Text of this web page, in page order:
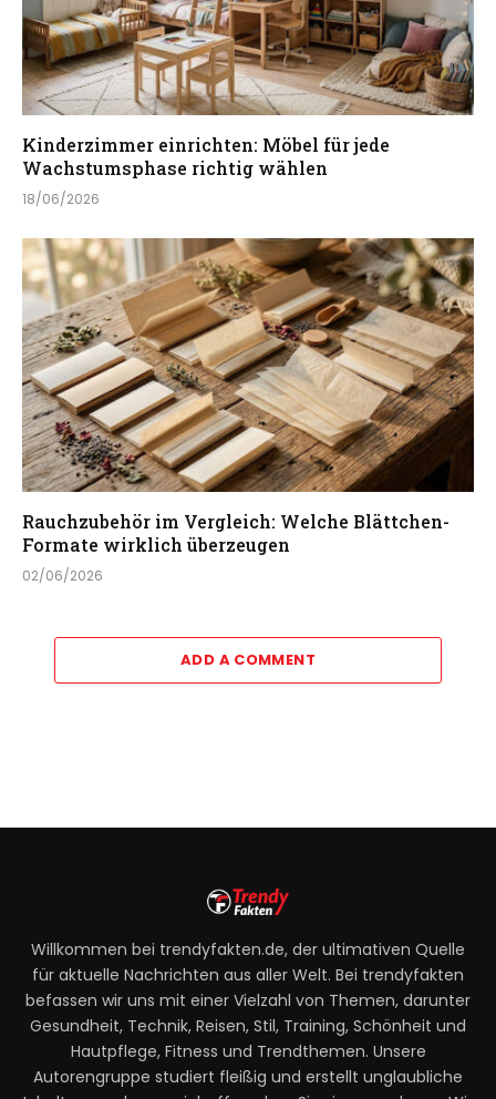
Kinderzimmer einrichten: Möbel für jede
Wachstumsphase richtig wählen
18/06/2026
Rauchzubehör im Vergleich: Welche Blättchen-
Formate wirklich überzeugen
02/06/2026
ADD A COMMENT
Willkommen bei trendyfakten.de, der ultimativen Quelle
für aktuelle Nachrichten aus aller Welt. Bei trendyfakten
befassen wir uns mit einer Vielzahl von Themen, darunter
Gesundheit, Technik, Reisen, Stil, Training, Schönheit und
Hautpflege, Fitness und Trendthemen. Unsere
Autorengruppe studiert fleißig und erstellt unglaubliche